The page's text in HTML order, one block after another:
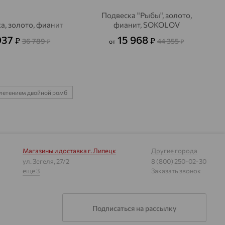
золото, фианит
₽ 36 789₽
Подвеска "Рыбы", золото,
фианит, SOKOLOV
от 15 968 ₽ 44 355₽
двойной ромб
Магазины и доставка г. Липецк
ул. Зегеля, 27/2
еще 3
Другие города
8 (800) 250-02-30
Заказать звонок
Подписаться на рассылку